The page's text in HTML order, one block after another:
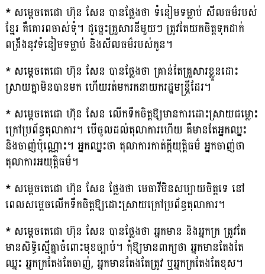
* សម្តេចតេជោ ហ៊ុន សែន បានថ្លែងថា ទំនៀមទម្លាប់ សីលធម៌របស់
ខ្មែរ គឺគោរពចាស់ទុំ។ ដូច្នេះគ្រួសារនីមួយៗ ត្រូវតែយកចិត្តទុកដាក់
ពង្រឹងនូវទំនៀមទម្លាប់ និងសីលធម៌របស់កូន។
* សម្តេចតេជោ ហ៊ុន សែន បានថ្លែងថា គ្រាន់តែគ្រួសារខ្លួនដោះ
ស្រាយគ្នាមិនបានមក ហើយរត់មករកនាយករដ្ឋមន្ត្រីដែរ។
* សម្តេចតេជោ ហ៊ុន សែន លើកទឹកចិត្តឱ្យមានការដោះស្រាយជម្លោះ
ក្រៅប្រព័ន្ធតុលាការ។ បើចូលដល់តុលាការហើយ គឺមានតែអ្នកឈ្នះ
និងចាញ់ប៉ុណ្ណោះ។ អ្នកឈ្នះថា តុលាការកាត់ក្តីយុត្តិធម៌ អ្នកចាញ់ថា
តុលាការអយុត្តិធម៌។
* សម្តេចតេជោ ហ៊ុន សែន ថ្លែងថា មេធាវីមិនសប្បាយចិត្តទេ នៅ
ពេលសម្តេចលើកទឹកចិត្តឱ្យដោះស្រាយក្រៅប្រព័ន្ធតុលាការ។
* សម្តេចតេជោ ហ៊ុន សែន បានថ្លែងថា អ្នកមាន និងអ្នកក្រ ត្រូវតែ
មានសិទ្ធិស្មើគ្នាចំពោះមុខច្បាប់។ កុំឱ្យមានពាក្យថា អ្នកមានតែងតែ
ឈ្នះ អ្នកក្រតែងតែចាញ់, អ្នកមានតែងតែត្រូវ ឬអ្នកក្រតែងតែខុស។